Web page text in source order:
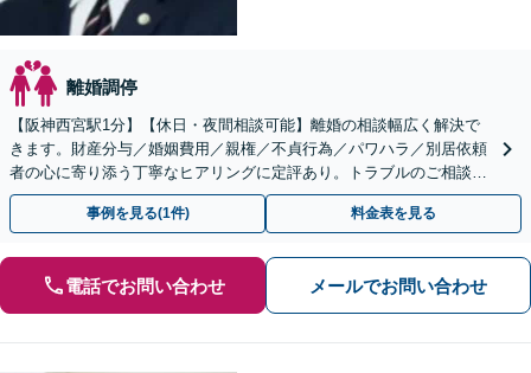
離婚調停
【阪神西宮駅1分】【休日・夜間相談可能】離婚の相談幅広く解決で
きます。財産分与／婚姻費用／親権／不貞行為／パワハラ／別居依頼
者の心に寄り添う丁寧なヒアリングに定評あり。トラブルのご相談は
お気軽に！【地元密着型スタイル】
事例を見る(1件) 料金表を見る
電話でお問い合わせ メールでお問い合わせ